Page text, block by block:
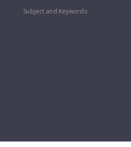
Subject and Keywords